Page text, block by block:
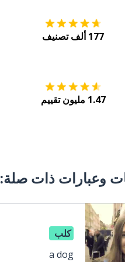
177 ألف تصنيف
1.47 مليون تقييم
وعبارات ذات صلة:
كلب
a dog